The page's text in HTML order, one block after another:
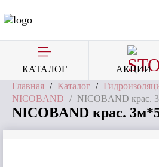
КАТАЛОГ АКЦИИ
Главная / Каталог /
NICOBAND / NICOBAND крас.
NICOBAND крас.